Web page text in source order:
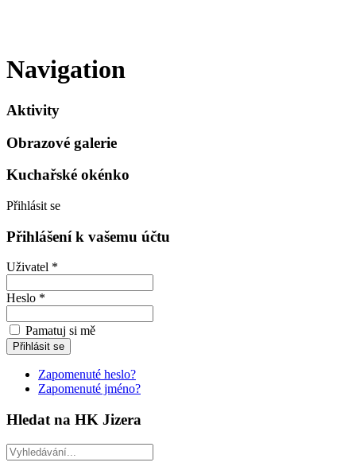
Navigation
Aktivity
Obrazové galerie
Kuchařské okénko
Přihlásit se
Přihlášení k vašemu účtu
Uživatel *
Heslo *
Pamatuj si mě
Zapomenuté heslo?
Zapomenuté jméno?
Hledat na HK Jizera